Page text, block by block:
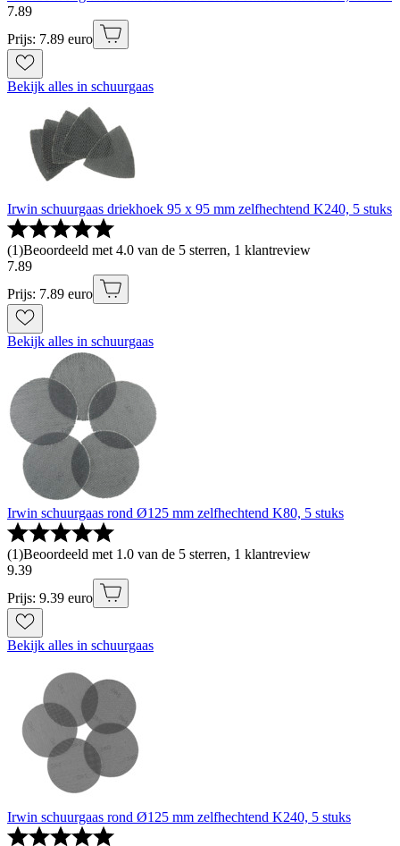
7.89
Prijs: 7.89 euro
Bekijk alles in schuurgaas
Irwin schuurgaas driekhoek 95 x 95 mm zelfhechtend K240, 5 stuks
(1)Beoordeeld met 4.0 van de 5 sterren, 1 klantreview
7.89
Prijs: 7.89 euro
Bekijk alles in schuurgaas
Irwin schuurgaas rond Ø125 mm zelfhechtend K80, 5 stuks
(1)Beoordeeld met 1.0 van de 5 sterren, 1 klantreview
9.39
Prijs: 9.39 euro
Bekijk alles in schuurgaas
Irwin schuurgaas rond Ø125 mm zelfhechtend K240, 5 stuks